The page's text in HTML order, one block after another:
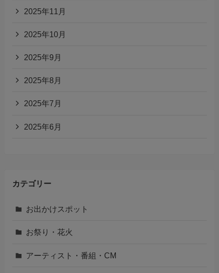
2025年11月
2025年10月
2025年9月
2025年8月
2025年7月
2025年6月
カテゴリー
お出かけスポット
お祭り・花火
アーティスト・番組・CM